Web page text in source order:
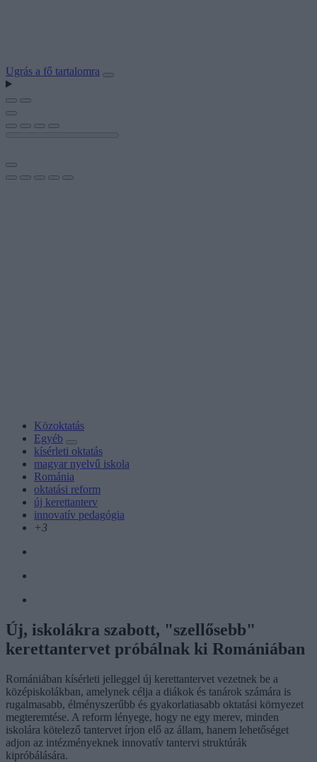
Ugrás a fő tartalomra
Közoktatás
Egyéb
kísérleti oktatás
magyar nyelvű iskola
Románia
oktatási reform
új kerettanterv
innovatív pedagógia
+3
Új, iskolákra szabott, "szellősebb"
kerettantervet próbálnak ki Romániában
Romániában kísérleti jelleggel új kerettantervet vezetnek be a
középiskolákban, amelynek célja a diákok és tanárok számára is
rugalmasabb, élményszerűbb és gyakorlatiasabb oktatási környezet
megteremtése. A reform lényege, hogy ne egy merev, minden
iskolára kötelező tantervet írjon elő az állam, hanem lehetőséget
adjon az intézményeknek innovatív tantervi struktúrák
kipróbálására.